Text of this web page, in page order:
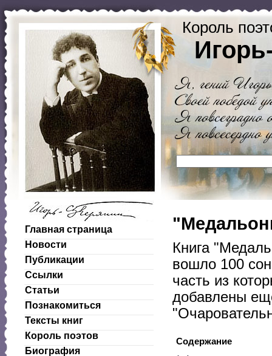
Король
Главная страница
Новости
Публикации
Ссылки
Статьи
Познакомиться
Тексты книг
Король поэтов
Биография
Книга
вошло 100
часть из
добавлены
Содержание